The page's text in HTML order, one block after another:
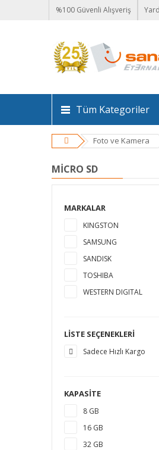
%100 Güvenli Alışveriş
Tüm Kategoriler
Foto ve Kamera
MICRO SD
MARKALAR
KINGSTON
SAMSUNG
SANDISK
TOSHIBA
WESTERN DIGITAL
LISTE SEÇENEKLERI
Sadece Hızlı Kargo
KAPASITE
8 GB
16 GB
32 GB